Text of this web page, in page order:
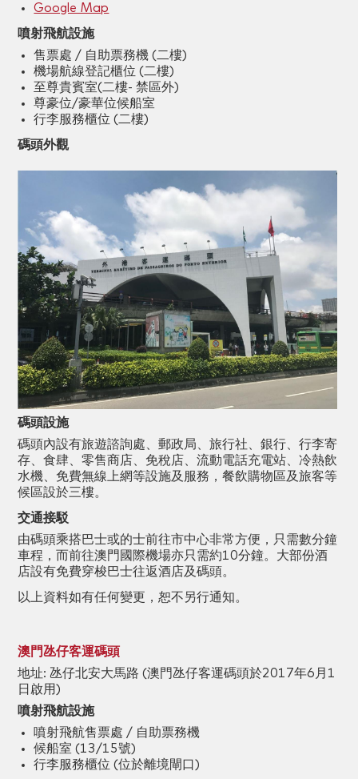
Google Map
噴射飛航設施
售票處 / 自助票務機 (二樓)
機場航線登記櫃位 (二樓)
至尊貴賓室(二樓- 禁區外)
尊豪位/豪華位候船室
行李服務櫃位 (二樓)
碼頭外觀
碼頭設施
碼頭內設有旅遊諮詢處、郵政局、旅行社、銀行、行李寄
存、食肆、零售商店、免稅店、流動電話充電站、冷熱飲
水機、免費無線上網等設施及服務，餐飲購物區及旅客等
候區設於三樓。
交通接駁
由碼頭乘搭巴士或的士前往市中心非常方便，只需數分鐘
車程，而前往澳門國際機場亦只需約10分鐘。大部份酒
店設有免費穿梭巴士往返酒店及碼頭。
以上資料如有任何變更，恕不另行通知。
澳門氹仔客運碼頭
地址: 氹仔北安大馬路 (澳門氹仔客運碼頭於2017年6月1
日啟用)
噴射飛航設施
噴射飛航售票處 / 自助票務機
候船室 (13/15號)
行李服務櫃位 (位於離境閘口)